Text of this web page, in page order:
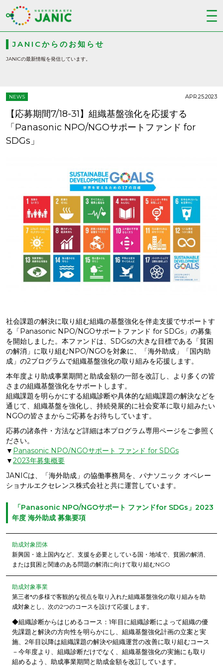
JANICからのお知らせ
JANICの最新情報を発信しています。
NEWS
【応募期間7/18-31】組織基盤強化を応援する
「Panasonic NPO/NGOサポートファンド for
SDGs」
APR.25.2023
社会課題の解決に取り組む組織の基盤強化を伴走支援でサポートす
る「Panasonic NPO/NGOサポートファンド for SDGs」の募集
を開始しました。本ファンドは、SDGsの大きな目標である「貧困
の解消」に取り組むNPO/NGOを対象に、「海外助成」「国内助
成」の2プログラムで組織基盤強化の取り組みを応援します。
本年度より助成事業期間と助成金額の一部を改訂し、より多くの皆
さまの組織基盤強化をサポートします。
組織課題を明らかにする組織診断や具体的な組織課題の解決などを
通じて、組織基盤を強化し、持続発展的に社会変革に取り組みたい
NGOの皆さまからご応募をお待ちしています。
応募の諸条件・方法など詳細は本プログラム専用ページをご参照く
ださい。
▼ Panasonic NPO/NGOサポート ファンド for SDGs
▼2023年募集概要
JANICは、「海外助成」の協働事務局を、パナソニック オペレー
ショナルエクセレンス株式会社と共に運営しています。
「Panasonic NPO/NGOサポート ファンドfor SDGs」2023
年度 海外助成 募集要項
助成対象団体
新興国・途上国内など、支援を必要としている国・地域で、貧困の解消、
または貧困と関連のある問題の解消に向けて取り組むNGO
助成対象事業
第三者*の多様で客観的な視点を取り入れた組織基盤強化の取り組みを助
成対象とし、次の2つのコースを設けて応援します。
◆組織診断からはじめるコース：1年目に組織診断によって組織の優
先課題と解決の方向性を明らかにし、組織基盤強化計画の立案と実
施、2年目以降は組織課題の解決や組織運営の改善に取り組むコース
－今年度より、組織診断だけでなく、組織基盤強化の実施にも取り
組めるよう、助成事業期間と助成金額を改訂しています。